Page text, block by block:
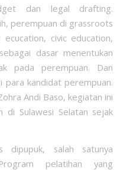
dan legal drafting.
perempuan di grassroots
civic education,
dasar menentukan
pada perempuan. Dan
kandidat perempuan.
Andi Baso, kegiatan ini
di Sulawesi Selatan sejak
dipupuk, salah satunya
pelatihan yang